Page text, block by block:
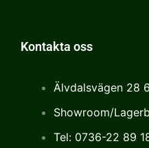
Kontakta oss
Älvdalsvägen 28
Showroom/
Tel: 0736-22 89